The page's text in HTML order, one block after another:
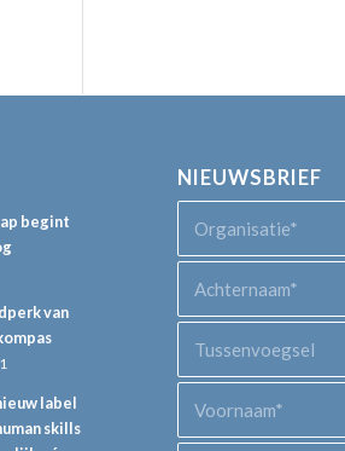
begint
van
label
skills
NIEUWSBRIEF